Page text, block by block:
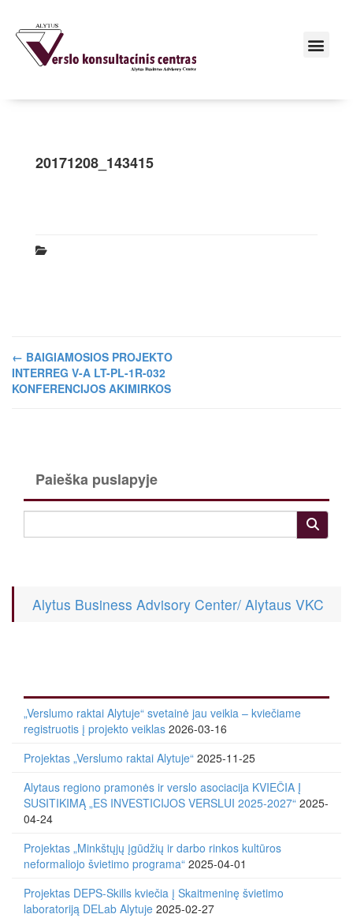
20171208_143415
← BAIGIAMOSIOS PROJEKTO
INTERREG V-A LT-PL-1R-032
KONFERENCIJOS AKIMIRKOS
Paieška puslapyje
Alytus Business Advisory Center/ Alytaus VKC
„Verslumo raktai Alytuje“ svetainė jau veikia – kviečiame
registruotis į projekto veiklas 2026-03-16
Projektas „Verslumo raktai Alytuje“ 2025-11-25
Alytaus regiono pramonės ir verslo asociacija KVIEČIA Į
SUSITIKIMĄ „ES INVESTICIJOS VERSLUI 2025-2027“ 2025-
04-24
Projektas „Minkštųjų įgūdžių ir darbo rinkos kultūros
neformaliojo švietimo programa“ 2025-04-01
Projektas DEPS-Skills kviečia į Skaitmeninę švietimo
laboratoriją DELab Alytuje 2025-02-27